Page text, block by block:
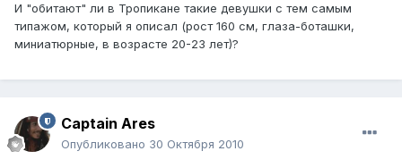
И "обитают" ли в Тропикане такие девушки с тем самым
типажом, который я описал (рост 160 см, глаза-боташки,
миниатюрные, в возрасте 20-23 лет)?
Captain Ares
Опубликовано 30 Октября 2010